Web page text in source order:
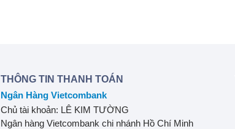
THÔNG TIN THANH TOÁN
Ngân Hàng Vietcombank
Chủ tài khoản: LÊ KIM TƯỜNG
Ngân hàng Vietcombank chi nhánh Hồ Chí Minh